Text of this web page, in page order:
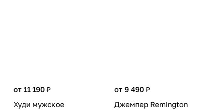
от 11 190 ₽
Худи мужское
от 9 490 ₽
Джемпер Remington